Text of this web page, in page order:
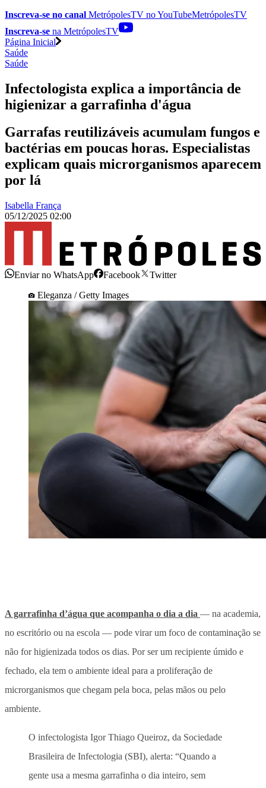
Inscreva-se no canal MetrópolesTV noYouTubeMetrópolesTV
Inscreva-se na MetrópolesTV
Página Inicial
Saúde
Saúde
Infectologista explica a importância de
higienizar a garrafinha d'água
Garrafas reutilizáveis acumulam fungos e
bactérias em poucas horas. Especialistas
explicam quais microrganismos aparecem
por lá
Isabella França
05/12/2025 02:00
Enviar no WhatsApp Facebook
Twitter
Eleganza / Getty Images
A garrafinha d’água que acompanha o dia a dia — na academia,
no escritório ou na escola — pode virar um foco de contaminação se
não for higienizada todos os dias. Por ser um recipiente úmido e
fechado, ela tem o ambiente ideal para a proliferação de
microrganismos que chegam pela boca, pelas mãos ou pelo
ambiente.
O infectologista Igor Thiago Queiroz, da Sociedade
Brasileira de Infectologia (SBI), alerta: “Quando a
gente usa a mesma garrafinha o dia inteiro, sem